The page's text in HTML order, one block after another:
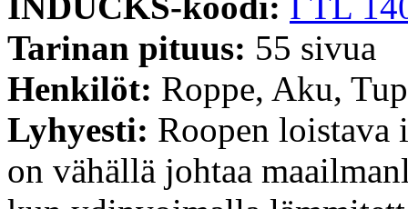
Tarinan pituus: 55 sivua
Henkilöt: Roppe, Aku,
Lyhyesti: Roopen loistava
on vähällä johtaa